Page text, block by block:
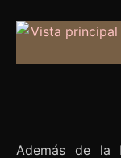
Además de la